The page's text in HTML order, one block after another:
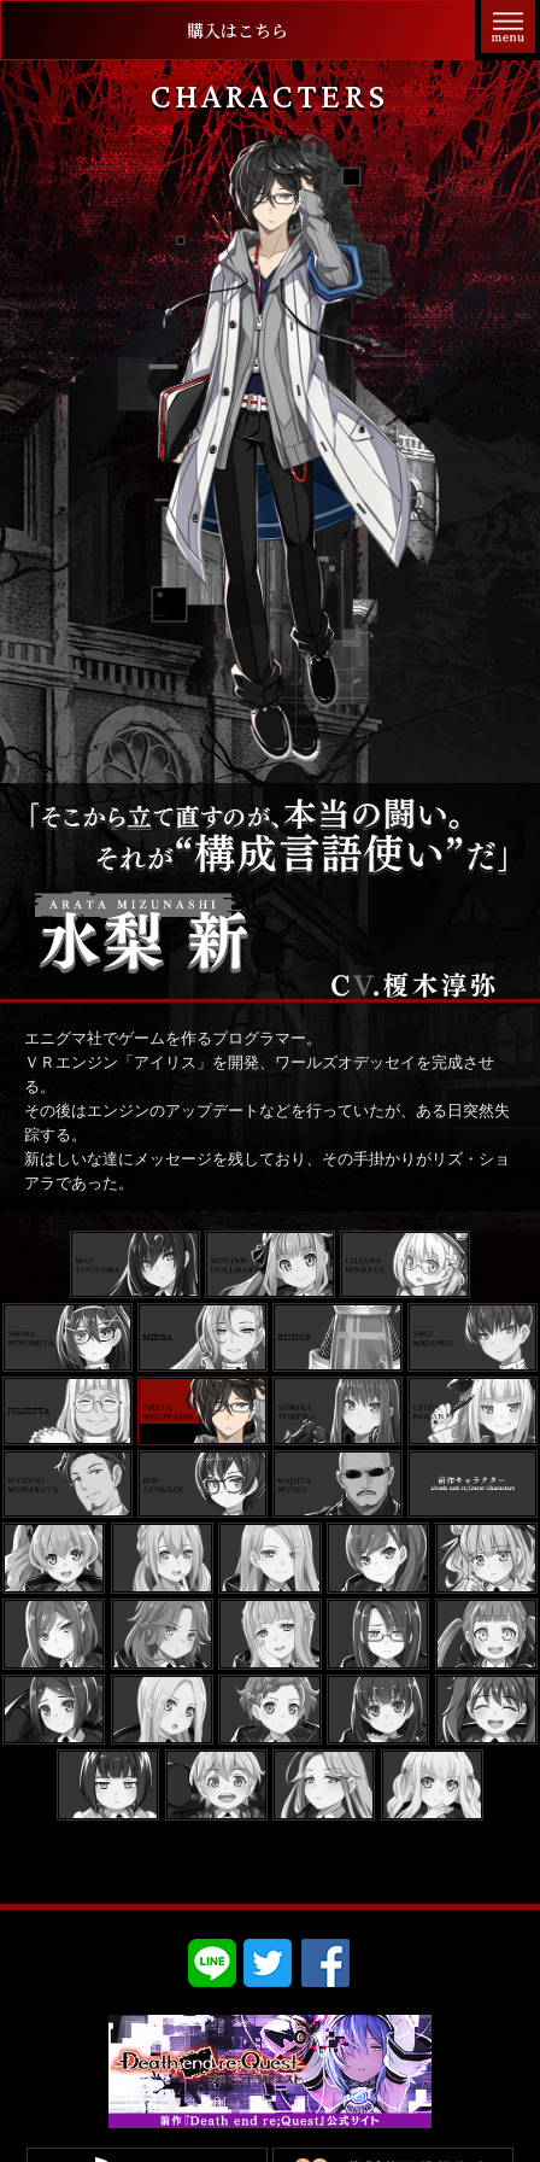
購入はこちら
CHARACTERS
エニグマ社でゲームを作るプログラマー。
ＶＲエンジン「アイリス」を開発、ワールズオデッセイを完成させ
る。
その後はエンジンのアップデートなどを行っていたが、ある日突然失
踪する。
新はしいな達にメッセージを残しており、その手掛かりがリズ・ショ
アラであった。